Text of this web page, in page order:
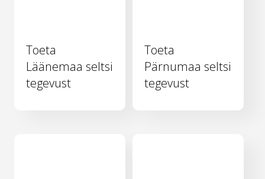
Toeta
Läänemaa seltsi
tegevust
Toeta
Pärnumaa seltsi
tegevust